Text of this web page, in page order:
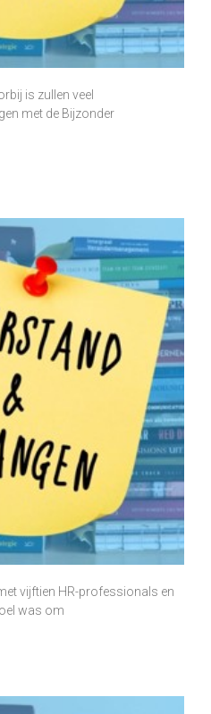
is zullen veel
met de Bijzonder
vijftien HR-professionals en
was om